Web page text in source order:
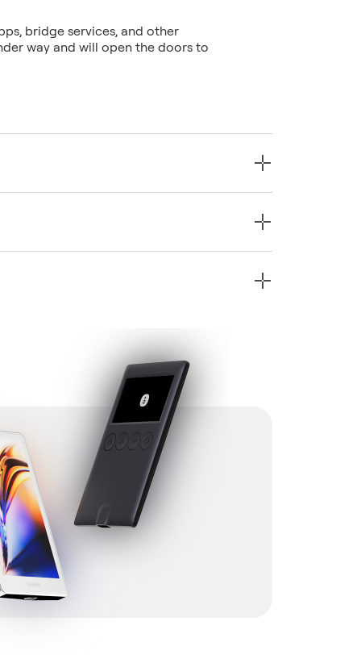
bridge services, and other
way and will open the doors to